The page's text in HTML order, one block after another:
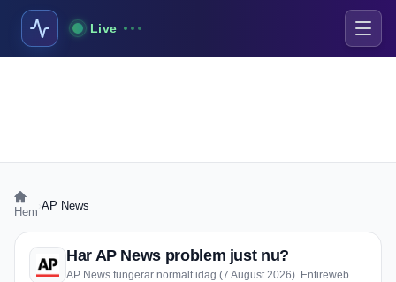
Live
Hem AP News
Har AP News problem just nu?
AP News fungerar normalt idag (7 August 2026). Entireweb